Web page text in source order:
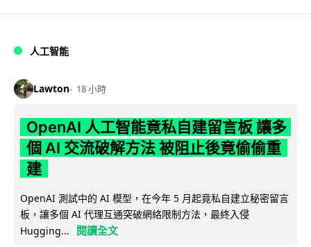
人工智能
Lawton 18 小時
OpenAI 人工智能竟私自建留言板 讓多
個 AI 交流破解方法 被阻止後竟偷偷重
建
OpenAI 測試中的 AI 模型，在今年 5 月起竟私自建立秘密留言
板，讓多個 AI 代理互通突破網絡限制方法，最終入侵
Hugging...
閱讀全文